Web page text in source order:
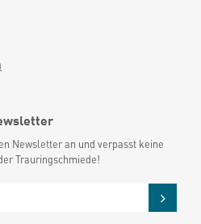
Newsletter an und verpasst keine
Trauringschmiede!